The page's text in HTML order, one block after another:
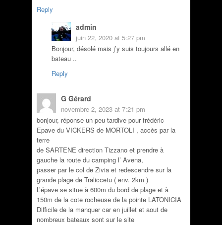
Reply
admin
juin 22, 2020 at 5:27 pm
Bonjour, désolé mais j’y suis toujours allé en
bateau ..
Reply
G Gérard
novembre 2, 2023 at 7:21 pm
bonjour, réponse un peu tardive pour frédéric
Epave du VICKERS de MORTOLI , accès par la
terre
de SARTENE direction Tizzano et prendre à
gauche la route du camping l’ Avena,
passer par le col de Zivia et redescendre sur la
grande plage de Traliccetu ( env. 2km )
L’épave se situe à 600m du bord de plage et à
150m de la cote rocheuse de la pointe LATONICIA
Difficile de la manquer car en juillet et aout de
nombreux bateaux sont sur le site